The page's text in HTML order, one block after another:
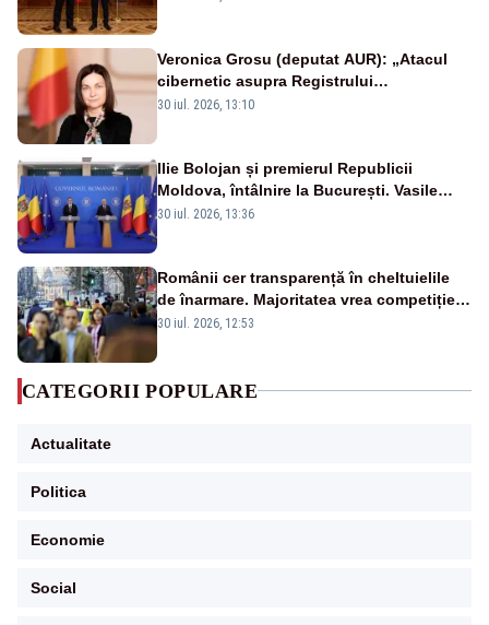
Veronica Grosu (deputat AUR): „Atacul
cibernetic asupra Registrului
Proprietăților transmite un semnal de
30 iul. 2026, 13:10
Ilie Bolojan și premierul Republicii
Moldova, întâlnire la București. Vasile
Tofan, primit cu onoruri militare
30 iul. 2026, 13:36
Românii cer transparență în cheltuielile
de înarmare. Majoritatea vrea competiție
reală și industrie locală – SONDAJ
30 iul. 2026, 12:53
CATEGORII POPULARE
Actualitate
Politica
Economie
Social